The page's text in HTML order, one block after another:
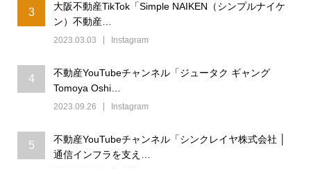
3
大阪不動産TikTok「Simple NAIKEN（シンプルナイケ
ン）不動産…
2023.03.03 Instagram
4
不動産YouTubeチャンネル「ジュータク ギャング
Tomoya Oshi…
2023.09.26 Instagram
5
不動産YouTubeチャンネル「シンクレイヤ株式会社 │
通信インフラを支え…